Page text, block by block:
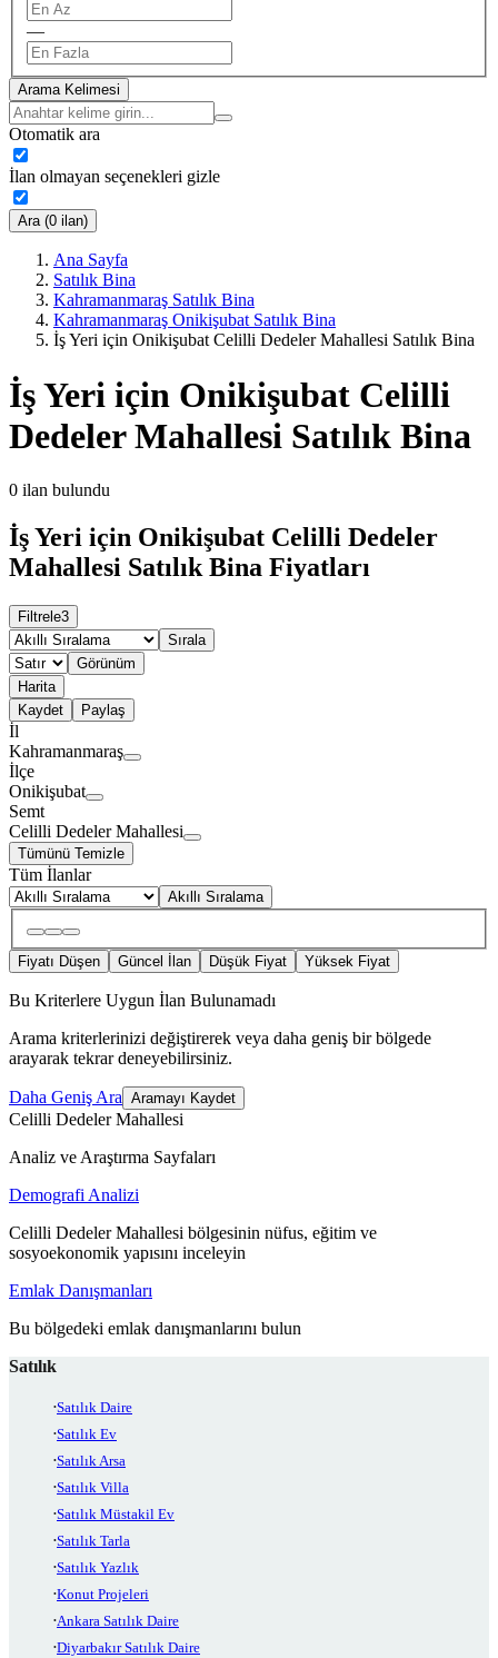
—
Arama Kelimesi
Otomatik ara
İlan olmayan seçenekleri gizle
Ara (0 ilan)
Ana Sayfa
Satılık Bina
Kahramanmaraş Satılık Bina
Kahramanmaraş Onikişubat Satılık Bina
İş Yeri için Onikişubat Celilli Dedeler Mahallesi Satılık Bina
İş Yeri için Onikişubat Celilli
Dedeler Mahallesi Satılık Bina
0 ilan bulundu
İş Yeri için Onikişubat Celilli Dedeler
Mahallesi Satılık Bina Fiyatları
Filtrele3
Sırala
Görünüm
Harita
Kaydet
Paylaş
İl
Kahramanmaraş
İlçe
Onikişubat
Semt
Celilli Dedeler Mahallesi
Tümünü Temizle
Tüm İlanlar
Akıllı Sıralama
Fiyatı Düşen Güncel İlan Düşük Fiyat Yüksek Fiyat
Bu Kriterlere Uygun İlan Bulunamadı
Arama kriterlerinizi değiştirerek veya daha geniş bir bölgede
arayarak tekrar deneyebilirsiniz.
Daha Geniş Ara Aramayı Kaydet
Celilli Dedeler Mahallesi
Analiz ve Araştırma Sayfaları
Demografi Analizi
Celilli Dedeler Mahallesi bölgesinin nüfus, eğitim ve
sosyoekonomik yapısını inceleyin
Emlak Danışmanları
Bu bölgedeki emlak danışmanlarını bulun
Satılık
Satılık Daire
Satılık Ev
Satılık Arsa
Satılık Villa
Satılık Müstakil Ev
Satılık Tarla
Satılık Yazlık
Konut Projeleri
Ankara Satılık Daire
Diyarbakır Satılık Daire